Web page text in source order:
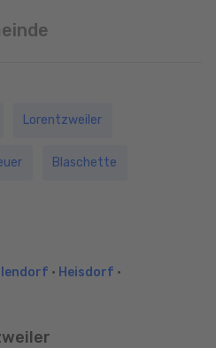
Lorentzweiler
Blaschette
• Heisdorf •